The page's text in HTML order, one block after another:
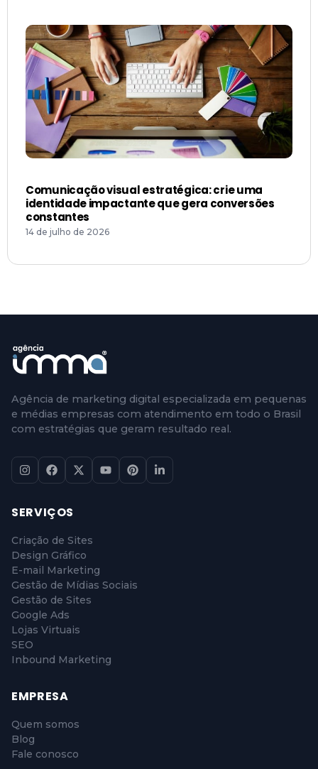
Comunicação visual estratégica: crie uma
identidade impactante que gera conversões
constantes
14 de julho de 2026
Agência de marketing digital especializada em pequenas
e médias empresas com atendimento em todo o Brasil
com estratégias que geram resultado real.
SERVIÇOS
Criação de Sites
Design Gráfico
E-mail Marketing
Gestão de Mídias Sociais
Gestão de Sites
Google Ads
Lojas Virtuais
SEO
Inbound Marketing
EMPRESA
Quem somos
Blog
Fale conosco